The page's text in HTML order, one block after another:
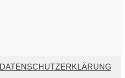
DATENSCHUTZERKLÄRUNG